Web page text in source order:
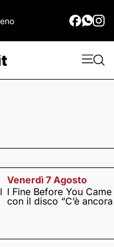
Venerdì 7 Agosto
I Fine Before You
con il disco “C’è